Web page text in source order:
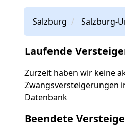
Salzburg Salzburg-
Laufende
Zurzeit haben wir keine
Zwangsversteigerungen
Datenbank
Beendete